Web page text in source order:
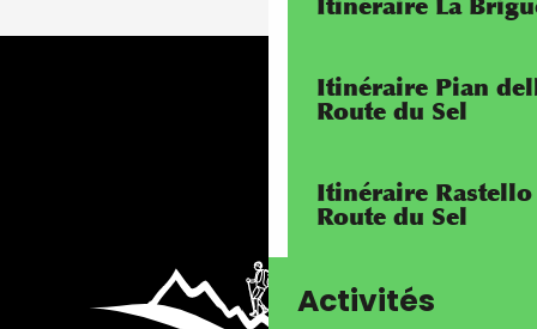
Itinéraire La
Itinéraire Pian
Route du Sel
Itinéraire
Route du Sel
Activités